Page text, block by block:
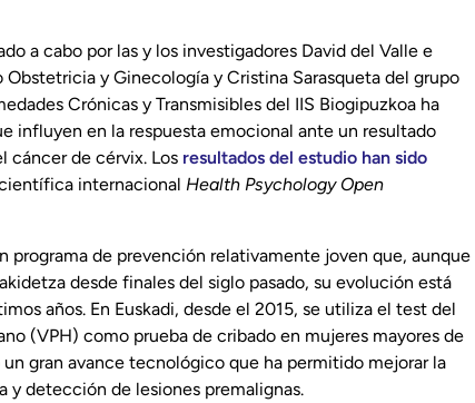
a cabo por las y los investigadores David del Valle e
Obstetricia y Ginecología y Cristina Sarasqueta del grupo
Crónicas y Transmisibles del IIS Biogipuzkoa ha
influyen en la respuesta emocional ante un resultado
cáncer de cérvix. Los resultados del estudio han sido
internacional Health Psychology Open
programa de prevención relativamente joven que, aunque
desde finales del siglo pasado, su evolución está
años. En Euskadi, desde el 2015, se utiliza el test del
(VPH) como prueba de cribado en mujeres mayores de
un gran avance tecnológico que ha permitido mejorar la
y detección de lesiones premalignas.